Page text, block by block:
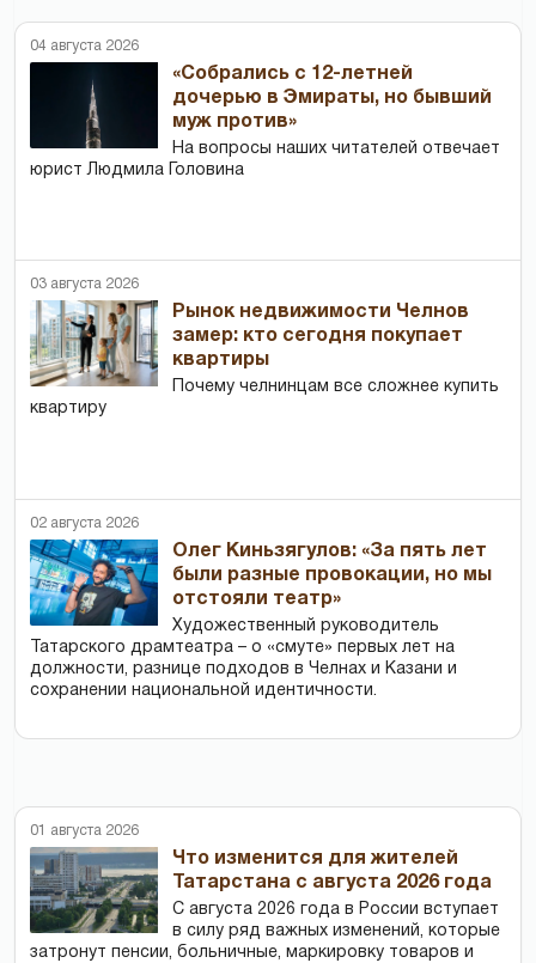
04 августа 2026
«Собрались с 12-летней
дочерью в Эмираты, но бывший
муж против»
На вопросы наших читателей отвечает
юрист Людмила Головина
03 августа 2026
Рынок недвижимости Челнов
замер: кто сегодня покупает
квартиры
Почему челнинцам все сложнее купить
квартиру
02 августа 2026
Олег Киньзягулов: «За пять лет
были разные провокации, но мы
отстояли театр»
Художественный руководитель
Татарского драмтеатра – о «смуте» первых лет на
должности, разнице подходов в Челнах и Казани и
сохранении национальной идентичности.
01 августа 2026
Что изменится для жителей
Татарстана с августа 2026 года
С августа 2026 года в России вступает
в силу ряд важных изменений, которые
затронут пенсии, больничные, маркировку товаров и